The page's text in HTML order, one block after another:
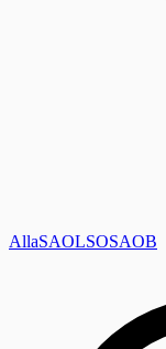
AllaSAOLSOSAOB